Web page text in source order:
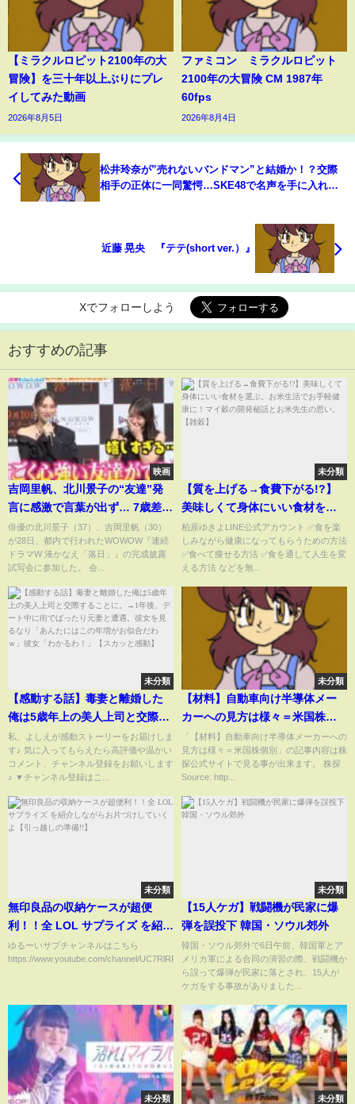
【ミラクルロピット2100年の大
冒険】を三十年以上ぶりにプレ
イしてみた動画
2026年8月5日
ファミコン ミラクルロピット
2100年の大冒険 CM 1987年
60fps
2026年8月4日
松井玲奈が”売れないバンドマン”と結婚か！？交際
相手の正体に一同驚愕…SKE48で名声を手に入れた
近藤 晃央 『テテ(short ver.）』
Xでフォローしよう
おすすめの記事
映画
吉岡里帆、北川景子の“友達”発
言に感激で言葉が出ず… 7歳差も
初共演で意気投合「運命的な出
会いをした」 連続ドラマW 湊
かなえ『落日』完成披露試写会
俳優の北川景子（37）、吉岡里帆（30）
が28日、都内で行われたWOWOW『連続
ドラマW 湊かなえ「落日」』の完成披露
試写会に参加した。 会...
未分類
【質を上げる→食費下がる!?】
美味しくて身体にいい食材を選
ぶ。お米生活でお手軽健康に！
マイ穀の開発秘話とお米先生の
思い。【雑穀】
柏原ゆきよLINE公式アカウント ✅食を楽
しみながら健康になってもらうための方法
✅食べて痩せる方法 ✅食を通して人生を変
える方法 などを無...
未分類
【感動する話】毒妻と離婚した
俺は5歳年上の美人上司と交際す
ることに。→1年後、デート中に
街でばったり元妻と遭遇。彼女
を見るなり「あんたにはこの年
るわ！」【スカッと感動】
私、よしえが感動ストーリーをお届けしま
す♪ 気に入ってもらえたら高評価や温かい
コメント、チャンネル登録をお願いします
♪ ▼チャンネル登録はこ...
未分類
【材料】自動車向け半導体メー
カーへの見方は様々＝米国株個
別「【材料】自動車向け半導体メーカーへの
見方は様々＝米国株個別」の記事内容は株
探公式サイトで見る事が出来ます。 株探
Source: http...
未分類
無印良品の収納ケースが超便
利！！全 LOL サプライズ を紹介
しながらお片づけしていくよ
【引っ越しの準備!!】
ゆるーいサブチャンネルはこちら
https://www.youtube.com/channel/UC7RlRR_QwHr7jhataayMO...
未分類
【15人ケガ】戦闘機が民家に爆
弾を誤投下 韓国・ソウル郊外
韓国・ソウル郊外で6日午前、韓国軍とア
メリカ軍による合同の演習の際、戦闘機か
ら誤って爆弾が民家に落とされ、15人が
ケガをする事故がありました...
未分類 未分類